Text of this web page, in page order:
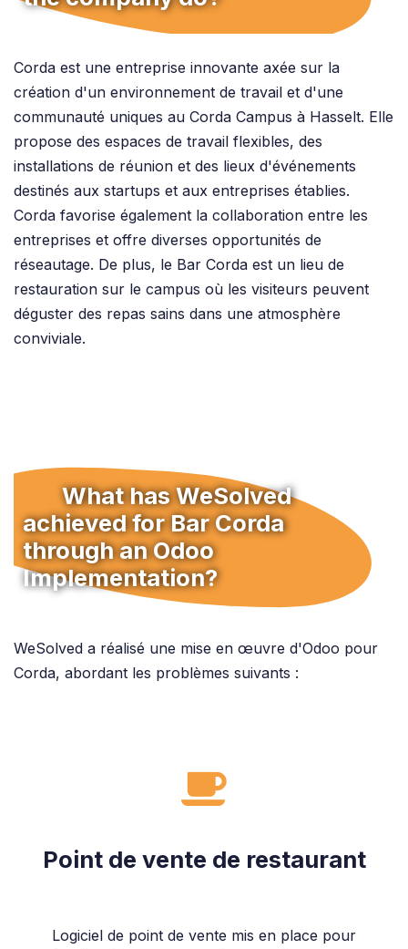
Corda est une entreprise innovante axée sur la
création d'un environnement de travail et d'une
communauté uniques au Corda Campus à Hasselt. Elle
propose des espaces de travail flexibles, des
installations de réunion et des lieux d'événements
destinés aux startups et aux entreprises établies.
Corda favorise également la collaboration entre les
entreprises et offre diverses opportunités de
réseautage. De plus, le Bar Corda est un lieu de
restauration sur le campus où les visiteurs peuvent
déguster des repas sains dans une atmosphère
conviviale.
​What has WeSolved
achieved for Bar Corda
through an Odoo
Implementation?
WeSolved a réalisé une mise en œuvre d'Odoo pour
Corda, abordant les problèmes suivants :
Point de vente de restaurant
Logiciel de point de vente mis en place pour